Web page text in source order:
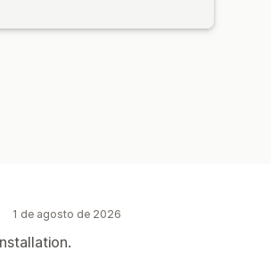
1 de agosto de 2026